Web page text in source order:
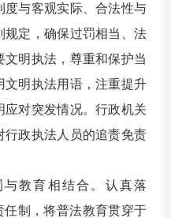
度与客观实际、合法性与
规定，确保过罚相当、法
明执法，尊重和保护当
文明执法用语，注重提升
对突发情况。行政机关
行政执法人员的追责免责
教育相结合。 认真落
任制，将普法教育贯穿于